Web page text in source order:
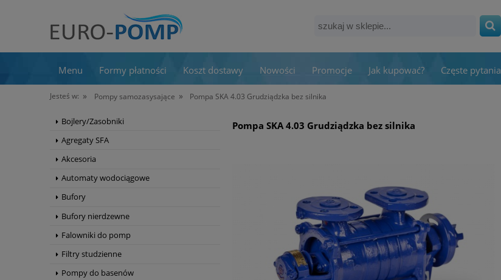
Menu Formy płatności Koszt dostawy Nowości Promocje Jak kupować? Częste pytania
Jesteś w: » Pompy samozasysające » Pompa SKA 4.03 Grudziądzka bez silnika
Bojlery/Zasobniki
Agregaty SFA
Akcesoria
Automaty wodociągowe
Bufory
Bufory nierdzewne
Falowniki do pomp
Filtry studzienne
Pompy do basenów
Pompa SKA 4.03 Grudziądzka bez silnika